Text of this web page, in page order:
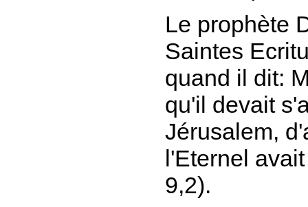
Le prophète
Saintes
quand il dit:
qu'il devait
Jérusalem,
l'Eternel
9,2).